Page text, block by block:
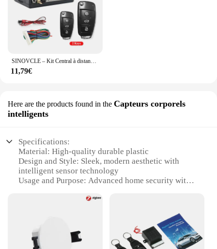
SINOVCLE – Kit Central à distance pour voiture, verrouillage de porte, système d'entrée sans clé pour véhicule avec 2 télécommandes
11,79€
Here are the products found in the Capteurs corporels
intelligents
Specifications:
Material: High-quality durable plastic
Design and Style: Sleek, modern aesthetic with
intelligent sensor technology
Usage and Purpose: Advanced home security with
Performance and Property: Superior detection range
Parts and Accessories: Comprehensive set of
sensors for a complete security solution
Applicable People: Ideal for homeowners seeking a